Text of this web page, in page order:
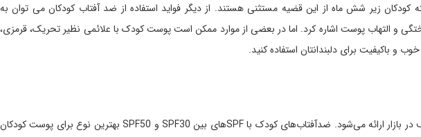
کودکان زیر شش ماه از این قضیه مستثنی هستند. از دیگر فواید استفاده از ضد آفتاب کودکان می توان به
و التهاب پوست اشاره کرد. اما در بعضی از موارد ممکن است پوست کودک با علائمی نظیر تحریک، قرمزی،
و باکیفیت برای دلبندانتان استفاده کنید.
انواع کرم ضدآفتاب برای کودکان با SPFهای متفاوت به مارک‌های مختلف در بازار ارائه می‌شود. ضدآفتاب‌های کودک با SPFهای بین SPF30 و SPF50 بهترین نوع برای پوست کودکان